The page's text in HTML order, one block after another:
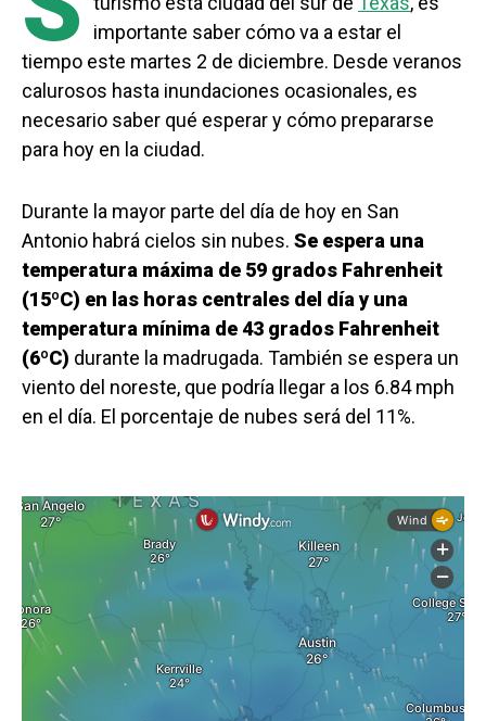
importante saber cómo va a estar el
tiempo este martes 2 de diciembre. Desde veranos
calurosos hasta inundaciones ocasionales, es
necesario saber qué esperar y cómo prepararse
para hoy en la ciudad.
Durante la mayor parte del día de hoy en San
Antonio habrá cielos sin nubes. Se espera una
temperatura máxima de 59 grados Fahrenheit
(15ºC) en las horas centrales del día y una
temperatura mínima de 43 grados Fahrenheit
(6ºC) durante la madrugada. También se espera un
viento del noreste, que podría llegar a los 6.84 mph
en el día. El porcentaje de nubes será del 11%.